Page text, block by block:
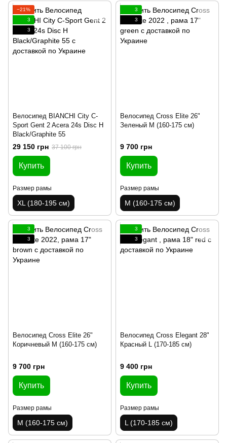
−21%
3
3
Велосипед BIANCHI City C-
Sport Gent 2 Acera 24s Disc H
Black/Graphite 55
29 150 грн 37 100 грн
Купить
Размер рамы
XL (180-195 см)
3
3
Велосипед Cross Elite 26"
Зеленый M (160-175 см)
9 700 грн
Купить
Размер рамы
M (160-175 см)
3
3
Велосипед Cross Elite 26"
Коричневый M (160-175 см)
9 700 грн
Купить
Размер рамы
M (160-175 см)
3
3
Велосипед Cross Elegant 28"
Красный L (170-185 см)
9 400 грн
Купить
Размер рамы
L (170-185 см)